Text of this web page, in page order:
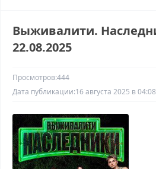
Выживалити.
22.08.2025
Просмотров:444
Дата публикации:16 августа 2025 в 04:08